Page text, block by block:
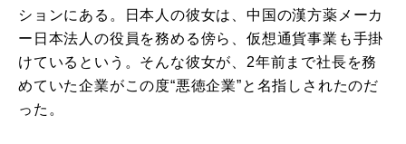
ションにある。日本人の彼女は、中国の漢方薬メーカ
ー日本法人の役員を務める傍ら、仮想通貨事業も手掛
けているという。そんな彼女が、2年前まで社長を務
めていた企業がこの度“悪徳企業”と名指しされたのだ
った。